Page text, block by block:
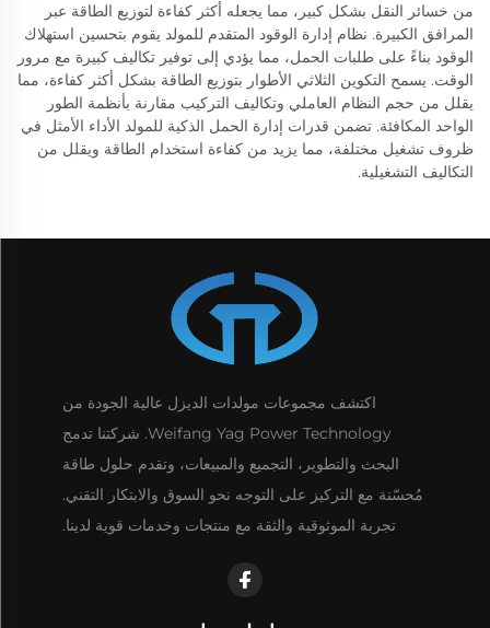
من خسائر النقل بشكل كبير، مما يجعله أكثر كفاءة لتوزيع الطاقة عبر
المرافق الكبيرة. نظام إدارة الوقود المتقدم للمولد يقوم بتحسين استهلاك
الوقود بناءً على طلبات الحمل، مما يؤدي إلى توفير تكاليف كبيرة مع مرور
الوقت. يسمح التكوين الثلاثي الأطوار بتوزيع الطاقة بشكل أكثر كفاءة، مما
يقلل من حجم النظام العاملي وتكاليف التركيب مقارنة بأنظمة الطور
الواحد المكافئة. تضمن قدرات إدارة الحمل الذكية للمولد الأداء الأمثل في
ظروف تشغيل مختلفة، مما يزيد من كفاءة استخدام الطاقة ويقلل من
التكاليف التشغيلية.
اكتشف مجموعات مولدات الديزل عالية الجودة من
Weifang Yag Power Technology. شركتنا تدمج
البحث والتطوير، التجميع والمبيعات، وتقدم حلول طاقة
مُحسّنة مع التركيز على التوجه نحو السوق والابتكار التقني.
تجربة الموثوقية والثقة مع منتجات وخدمات قوية لدينا.